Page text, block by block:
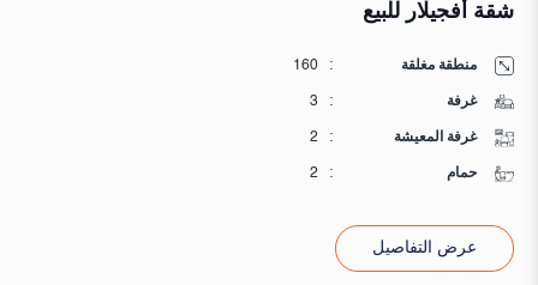
شقة أفجيلار للبيع
منطقة مغلقة :
160
غرفة :
3
غرفة المعيشة :
2
حمام :
2
عرض التفاصيل